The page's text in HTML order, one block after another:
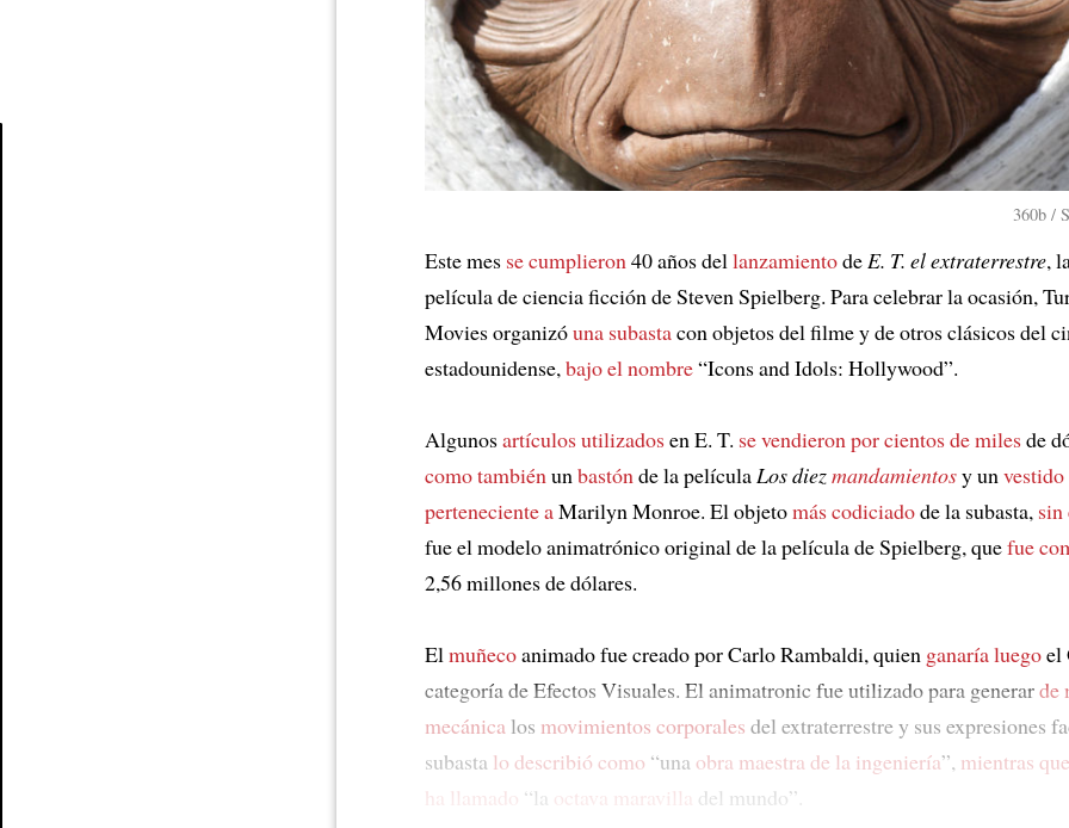
360b /
Este mes se cumplieron40 años dellanzamientodeE. T. el extraterrestre,
película de ciencia ficción de Steven Spielberg. Para celebrar la ocasión,
Movies organizóuna subastacon objetos del filme y de otros clásicos del
estadounidense,bajo el nombre“Icons and Idols: Hollywood”.
Algunosartículos utilizadosen E. T. se vendieron porcientos de milesde
como tambiénunbastónde la películaLos diezmandamientosy unvestido
perteneciente aMarilyn Monroe. El objetomás codiciadode la subasta, sin
fue el modelo animatrónico original de la película de Spielberg, quefue
2,56 millones de dólares.
Elmuñecoanimado fue creado por Carlo Rambaldi, quien ganaría luegoel
categoría de Efectos Visuales. El animatronic fue utilizado para generarde
mecánica los movimientos corporales del extraterrestre y sus expresiones
subasta lo describió como “una obra maestra de la ingeniería”, mientras que
ha llamado “la octava maravilla del mundo”.